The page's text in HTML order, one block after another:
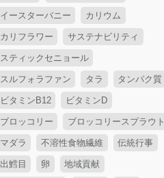
イースターバニー カリウム
カリフラワー サステナビリティ
スティックセニョール
スルフォラファン タラ タンパク質
ビタミンB12 ビタミンD
ブロッコリー ブロッコリースプラウト
マダラ 不溶性食物繊維 伝統行事
出鱈目 卵 地域貢献